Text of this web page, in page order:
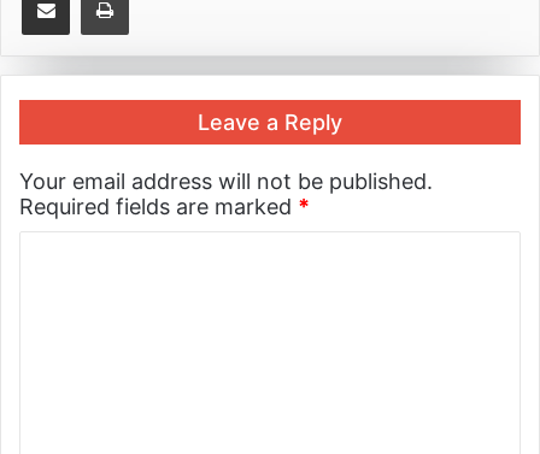
Leave a Reply
Your email address will not be published.
Required fields are marked *